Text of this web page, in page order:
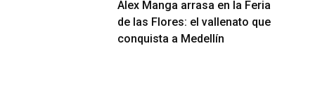
Alex Manga arrasa en la Feria
de las Flores: el vallenato que
conquista a Medellín